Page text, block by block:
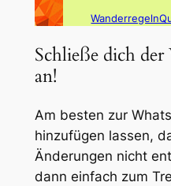
Schließe dich
an!
Am besten zur
hinzufügen lassen,
Änderungen nicht
dann einfach zum